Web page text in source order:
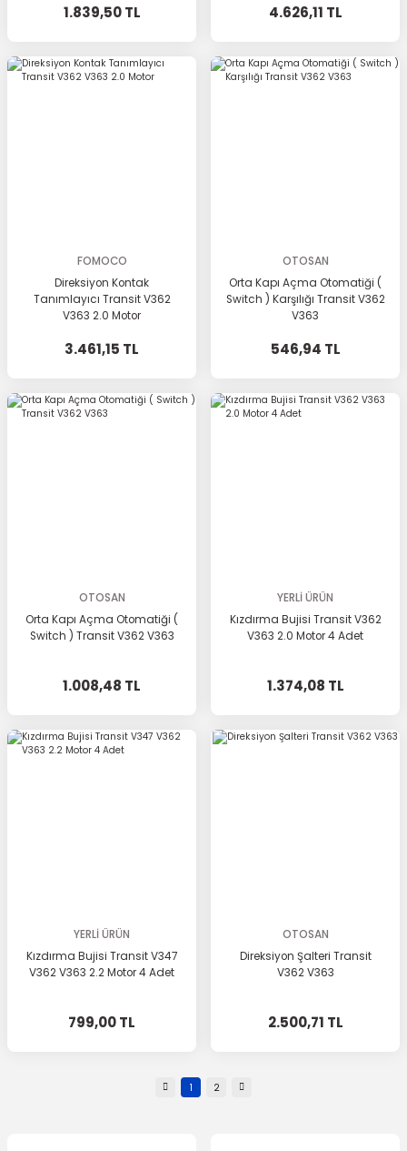
1.839,50 TL 4.626,11 TL
FOMOCO
Direksiyon Kontak
Tanımlayıcı Transit V362
V363 2.0 Motor
3.461,15 TL
OTOSAN
Orta Kapı Açma Otomatiği (
Switch ) Karşılığı Transit V362
V363
546,94 TL
OTOSAN
Orta Kapı Açma Otomatiği (
Switch ) Transit V362 V363
1.008,48 TL
YERLİ ÜRÜN
Kızdırma Bujisi Transit V362
V363 2.0 Motor 4 Adet
1.374,08 TL
YERLİ ÜRÜN
Kızdırma Bujisi Transit V347
V362 V363 2.2 Motor 4 Adet
799,00 TL
OTOSAN
Direksiyon Şalteri Transit
V362 V363
2.500,71 TL
1 2